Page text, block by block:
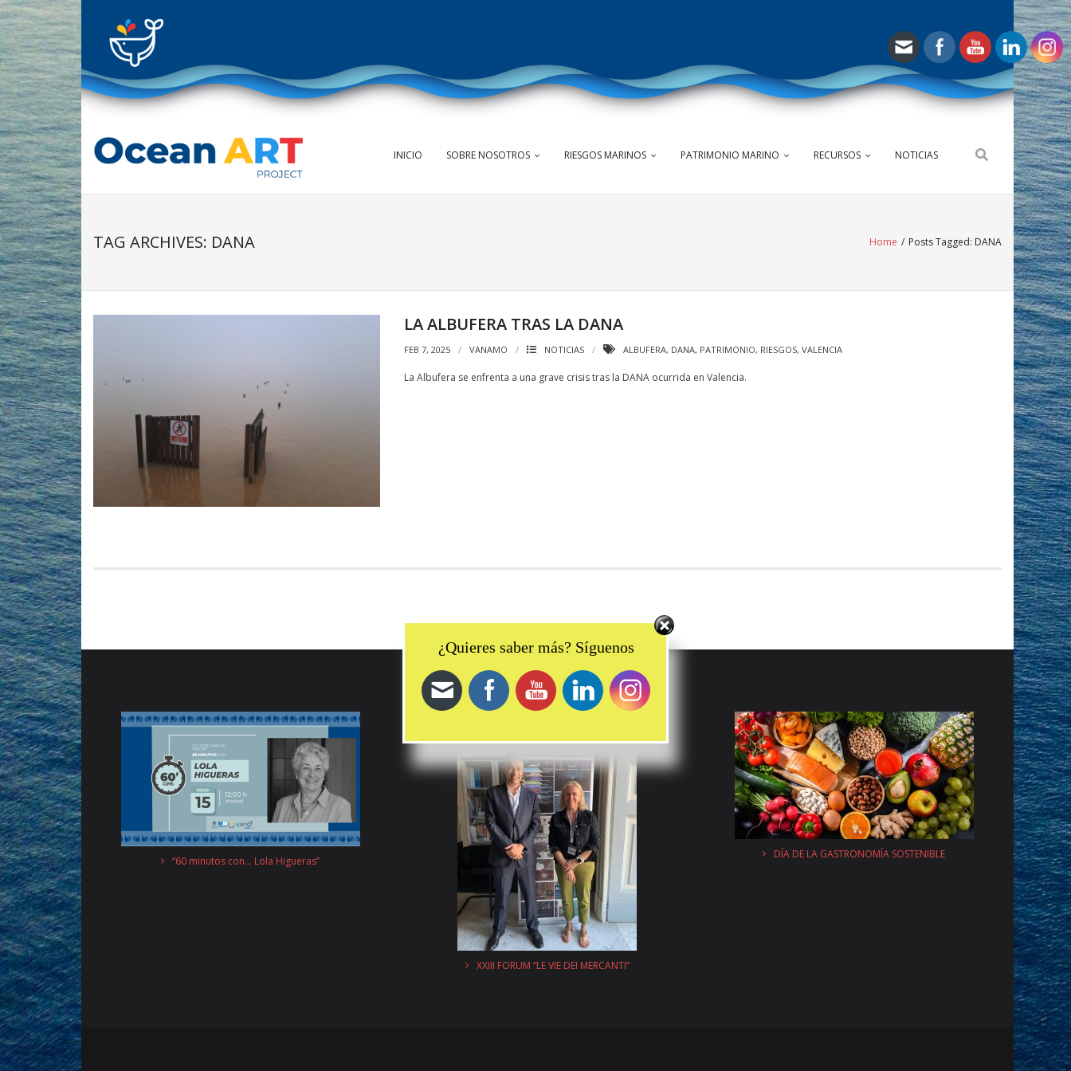
to
content
INICIO SOBRE NOSOTROS RIESGOS MARINOS PATRIMONIO MARINO RECURSOS NOTICIAS
TAG ARCHIVES: DANA Home / Posts Tagged: DANA
LA ALBUFERA TRAS LA DANA
FEB 7, 2025 VANAMO NOTICIAS ALBUFERA, DANA, PATRIMONIO, RIESGOS, VALENCIA
La Albufera se enfrenta a una grave crisis tras la DANA ocurrida en Valencia.
“60 minutos con… Lola Higueras”
XXIII FORUM “LE VIE DEI MERCANTI”
DÍA DE LA GASTRONOMÍA SOSTENIBLE
¿Quieres saber más? Síguenos
Set Youtube Channel ID